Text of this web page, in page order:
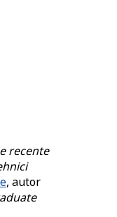
recente
, autor